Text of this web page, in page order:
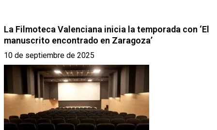
La Filmoteca Valenciana inicia la temporada con ‘El
manuscrito encontrado en Zaragoza’
10 de septiembre de 2025